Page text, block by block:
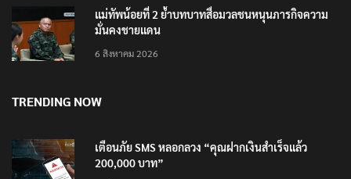
แม่ทัพน้อยที่ 2 ย้ำบทบาทสื่อมวลชนหนุนภารกิจความ
มั่นคงชายแดน
6 สิงหาคม 2026
TRENDING NOW
เตือนภัย SMS หลอกลวง “คุณฝากเงินสำเร็จแล้ว
200,000 บาท”